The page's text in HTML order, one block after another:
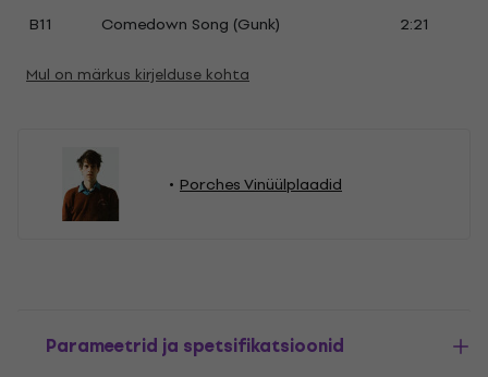
B11 Comedown Song (Gunk) 2:21
Mul on märkus kirjelduse kohta
Porches Vinüülplaadid
Parameetrid ja spetsifikatsioonid